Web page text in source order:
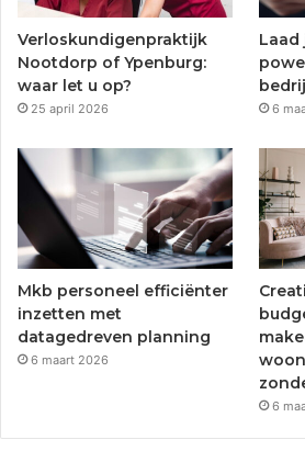
o
k
r
e
Verloskundigenpraktijk
Nootdorp of Ypenburg:
waar let u op?
25 april 2026
Laad
6
Mkb personeel efficiënter
inzetten met
datagedreven planning
6 maart 2026
6